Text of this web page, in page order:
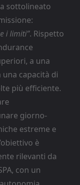
sottolineato
i limiti”. Rispetto
a una
capacità di
più efficiente.
giorno-
estreme e
è
rilevanti da
con un